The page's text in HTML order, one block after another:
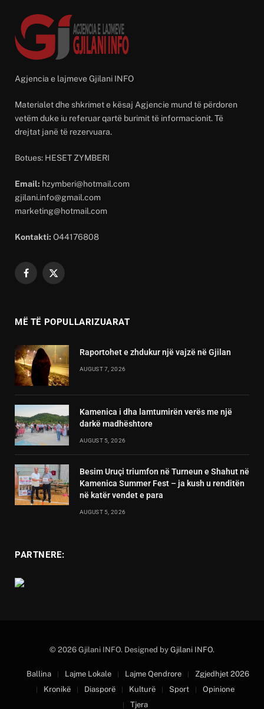
Agjencia e lajmeve Gjilani INFO
Materialet dhe shkrimet e kësaj Agjencie mund të përdoren
vetëm duke iu referuar qartë burimit të informacionit. Të
drejtat janë të rezervuara.
Botues: HESET ZYMBERI
Email: hzymberi@hotmail.com
gjilani.info@gmail.com
marketing@hotmail.com
Kontakti: O44176808
Facebook
X
MË TË POPULLARIZUARAT
Raportohet e zhdukur një vajzë në Gjilan
AUGUST 7, 2026
Kamenica i dha lamtumirën verës me një
darkë madhështore
AUGUST 5, 2026
Besim Uruçi triumfon në Turneun e Shahut në
Kamenica Summer Fest – ja kush u renditën
në katër vendet e para
AUGUST 5, 2026
PARTNERE:
© 2026 Gjilani INFO. Designed by Gjilani INFO.
Ballina Lajme Lokale Lajme Qendrore
Zgjedhjet 2026
Kronikë
Diasporë Kulturë Sport
Opinione
Tjera